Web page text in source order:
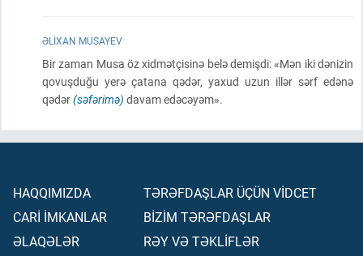
ƏLIXAN MUSAYEV
Bir zaman Musa öz xidmətçisinə belə demişdi: «Mən iki dənizin
qovuşduğu yerə çatana qədər, yaxud uzun illər sərf edənə
qədər(səfərimə) davam edəcəyəm».
HAQQIMIZDA
CARİ İMKANLAR
ƏLAQƏLƏR
TƏRƏFDAŞLAR ÜÇÜN VİDCET
BİZİM TƏRƏFDAŞLAR
RƏY VƏ TƏKLİFLƏR